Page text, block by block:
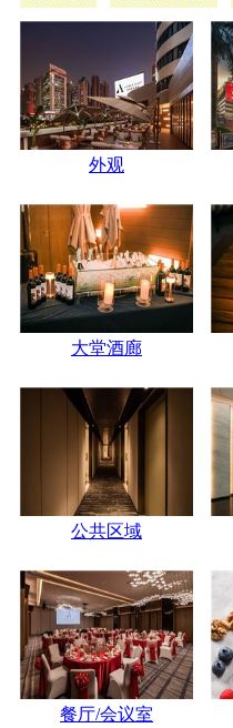
外观
大堂酒廊
公共区域
餐厅/会议室